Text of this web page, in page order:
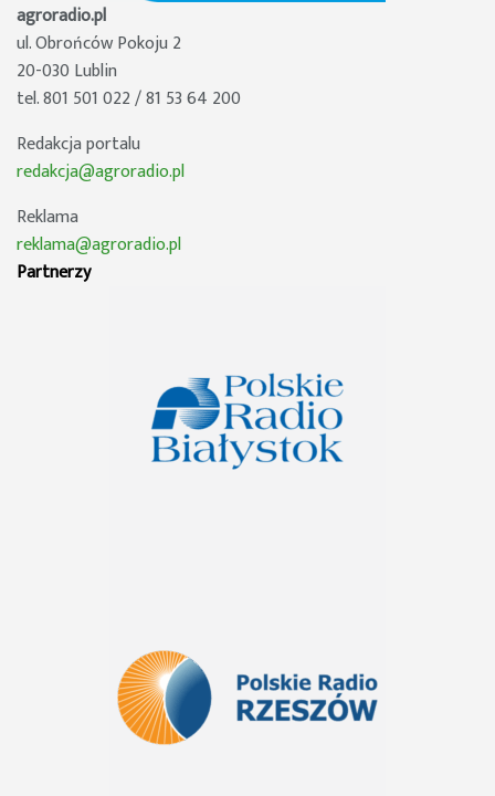
agroradio.pl
ul. Obrońców Pokoju 2
20-030 Lublin
tel. 801 501 022 / 81 53 64 200
Redakcja portalu
redakcja@agroradio.pl
Reklama
reklama@agroradio.pl
Partnerzy